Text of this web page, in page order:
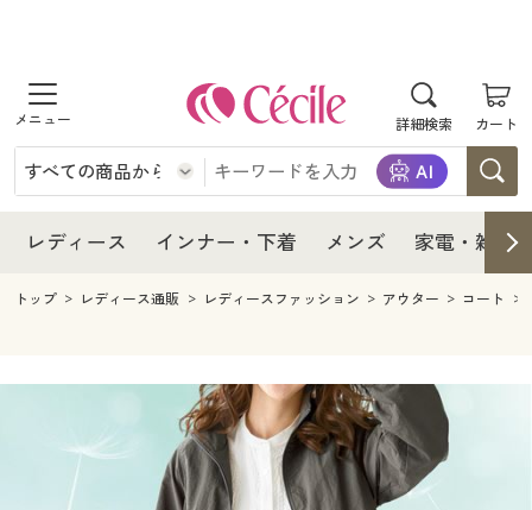
詳細検索 カート
商品を探す
レディース
レディースファッション
インナー・下着
インナー・下着通販すべて
ジュニア・ティーンズ下着
メンズ
メンズファッション
寝具・インテリア・家具
寝具・インテリア・家具通販すべて
レディース インナー・下着 メンズ 家電・雑貨
レディース
レディース通販すべて
レディースファッション
インナー・下着
インナー・下着通販すべて
ジュニア・ティーンズ下着
メンズ
キッチン・雑貨・日用品
寝具・インテリア・家具通販すべて
家具・収納
美容・健康通販すべて
制服・スクール
トップ レディース通販 レディースファッション アウター コート